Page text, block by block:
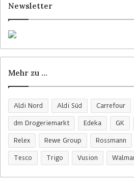
Newsletter
Mehr zu …
Aldi Nord Aldi Süd Carrefour
dm Drogeriemarkt Edeka GK
Relex Rewe Group Rossmann
Tesco Trigo Vusion